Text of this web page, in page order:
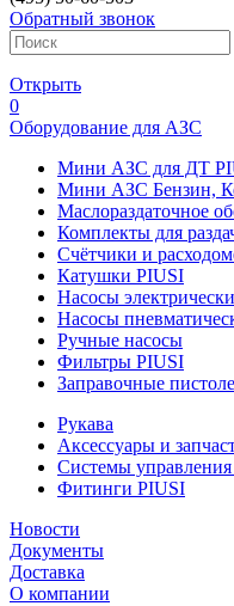
Обратный звонок
Открыть
0
Оборудование для АЗС
Мини АЗС для ДТ
Мини АЗС Бензин,
Маслораздаточное
Комплекты для
Счётчики и
Катушки PIUSI
Насосы
Насосы
Ручные насосы
Фильтры PIUSI
Заправочные
Рукава
Аксессуары и
Системы
Фитинги PIUSI
Новости
Документы
Доставка
О компании